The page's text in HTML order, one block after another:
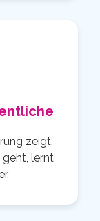
zeigt:
geht, lernt